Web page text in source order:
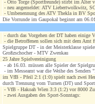
- Otto Torge (Sportfreunde) stirbt im Alter
- neu angemeldet: ATV Liebertwolkwitz,
- Umbenennung des ATV Thekla in BV
Die Vorrunde im Gaupokal beginnt am
- durch das Vorgehen der DT haben
- die Betroffenen sollen sich mit dem Amt
Spielgruppe DT - in der Meisterklasse
Großzschocher - MTV Zwenkau
25 Jahre Spielvereinigung
- ab 16.03. müssen alle Spieler der
- im Messeamt war die Weihe des
im VfB - Pfeil 2:1 (1:0) spielt nach zwei
durch Trennung vom Turnen (DT) und
- VfB - Hakoah Wien 3:3 (1:2) vor 8000
- zwei Ausgaben des Sport-Sonntags: